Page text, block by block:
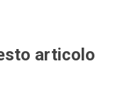
articolo